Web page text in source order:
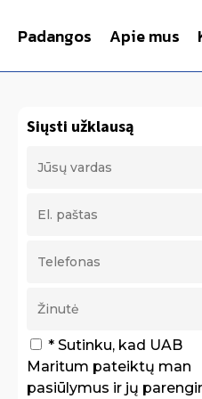
Padangos Apie mus
Siųsti užklausą
* Sutinku, kad UAB
Maritum pateiktų man
pasiūlymus ir jų